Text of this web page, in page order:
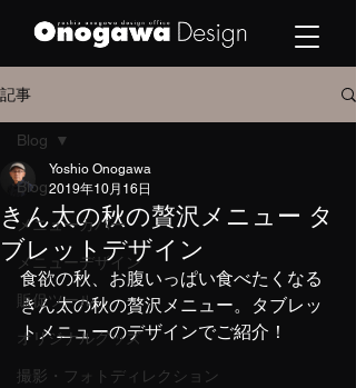
記事
Blog
メニューカバー
メニューデザイン
販促ツール
オリジナルグッズ
撮影・フォトディレクション
Blog
きん太の秋の贅沢メニュー タ
ブレットデザイン
Yoshio Onogawa
2019年10月16日
食欲の秋、お腹いっぱい食べたくなる
きん太の秋の贅沢メニュー。タブレッ
トメニューのデザインでご紹介！